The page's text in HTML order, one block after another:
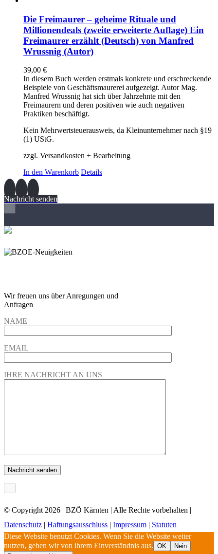
Die Freimaurer – geheime Rituale und
Millionendeals (zweite erweiterte Auflage) Ein
Freimaurer erzählt (Deutsch) von Manfred
Wrussnig (Autor)
39,00 €
In diesem Buch werden erstmals konkrete und erschreckende
Beispiele von Geschäftsmaurerei aufgezeigt. Autor Mag.
Manfred Wrussnig hat sich über Jahrzehnte mit den
Freimaurern und deren positiven wie auch negativen
Praktiken beschäftigt.
Kein Mehrwertsteuerausweis, da Kleinunternehmer nach §19
(1) UStG.
zzgl. Versandkosten + Bearbeitung
In den Warenkorb Details
Nachricht senden
Wir freuen uns über Anregungen und
Anfragen
NAME
EMAIL
IHRE NACHRICHT AN UNS
© Copyright 2026 | BZÖ Kärnten | Alle Rechte vorbehalten |
Datenschutz | Haftungsausschluss | Impressum | Statuten
Diese Website benutzt Cookies. Wenn Sie die Website weiter
nutzen, gehen wir von ihrem Einverständnis aus. OK
Nein